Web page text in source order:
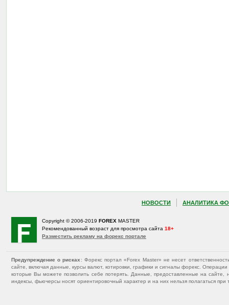
НОВОСТИ АНАЛИТИКА
Copyright © 2006-2019 FOREX MASTER
Рекомендованный возраст для просмотра сайта 18+
Разместить рекламу на форекс портале
Предупреждение о рисках : Форекс портал «Forex Master» не несет
сайте, включая данные, курсы валют, котировки, графики и сигналы форекс.
которые Вы можете позволить себе потерять. Данные, предоставленные на
индексы, фьючерсы носят ориентировочный характер и на них нельзя полагаться при